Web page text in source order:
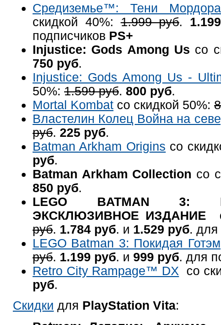
Средиземье™: Тени
скидкой 40%:1.999 руб.
подписчиков PS+
Injustice: Gods Among Us со
750 руб.
Injustice: Gods Among Us -
50%: 1.599 руб. 800 руб.
Mortal Kombat со скидкой 50%:
Властелин Колец Война на
руб. 225 руб.
Batman Arkham Origins со
руб.
Batman Arkham Collection со
850 руб.
LEGO BATMAN 3:
ЭКСКЛЮЗИВНОЕ ИЗДАНИЕ
руб. 1.784 руб. и 1.529 руб.
LEGO Batman 3: Покидая Готэм
руб. 1.199 руб. и 999 руб. для
Retro City Rampage™ DX со
руб.
Скидки для PlayStation Vita: